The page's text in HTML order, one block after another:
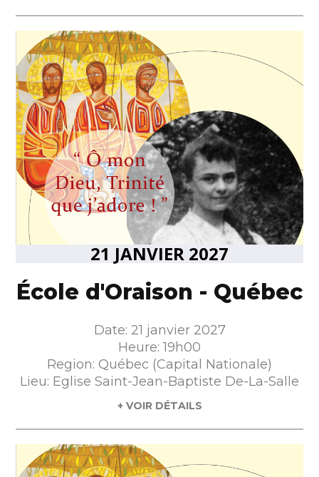
21 JANVIER 2027
École d'Oraison - Québec
Date: 21 janvier 2027
Heure: 19h00
Region: Québec (Capital Nationale)
Lieu: Eglise Saint-Jean-Baptiste De-La-Salle
+ VOIR DÉTAILS